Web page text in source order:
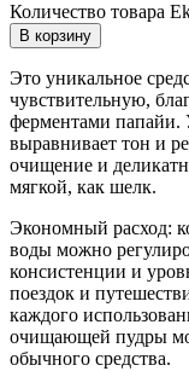
Количество товара
В корзину
Это уникальное
чувствительную,
ферментами папайи.
выравнивает тон и
очищение и
мягкой, как шелк.
Экономный расход:
воды можно
консистенции и
поездок и
каждого
очищающей пудры
обычного средства.